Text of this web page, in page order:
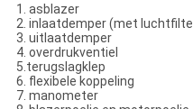
1. asblazer
2. inlaatdemper (met
3. uitlaatdemper
4. overdrukventiel
5.terugslagklep
6. flexibele koppeling
7. manometer